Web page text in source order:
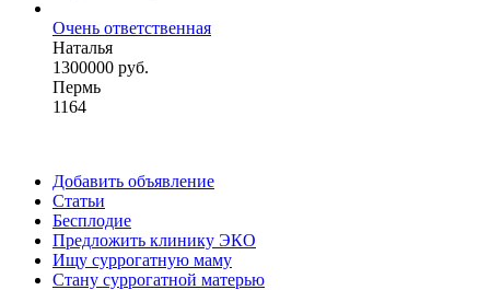
Очень ответственная
Наталья
1300000 руб.
Пермь
1164
Добавить объявление
Статьи
Бесплодие
Предложить клинику ЭКО
Ищу суррогатную маму
Стану суррогатной матерью